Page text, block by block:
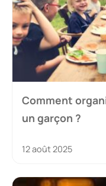
Comment
un garçon ?
12 août 2025